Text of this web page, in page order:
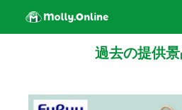
過去の提供